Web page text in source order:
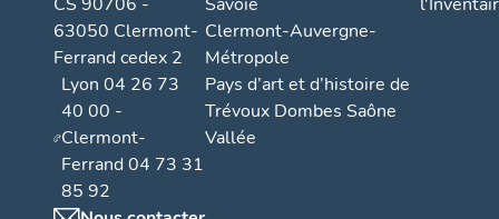
63050 Clermont-
Ferrand cedex 2
Lyon 04 26 73
40 00 -
Clermont-
Ferrand 04 73 31
85 92
Clermont-Auvergne-
Métropole
Pays d’art et d’histoire de
Trévoux Dombes Saône
Vallée